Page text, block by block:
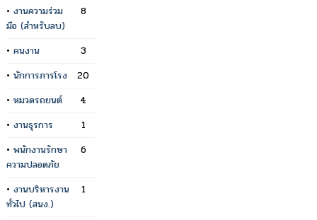
• งานความร่วม
มือ (สำหรับลบ)
8
• คนงาน
3
• นักการภารโรง
20
• หมวดรถยนต์
4
• งานธุรการ
1
• พนักงานรักษา
ความปลอดภัย
6
• งานบริหารงาน
ทั่วไป (สนง.)
1